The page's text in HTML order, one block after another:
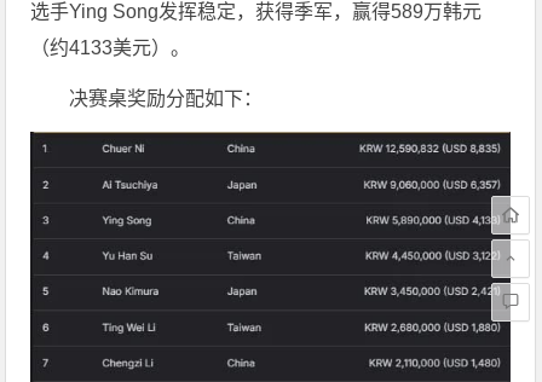
选手Ying Song发挥稳定，获得季军，赢得589万韩元
（约4133美元）。
决赛桌奖励分配如下：